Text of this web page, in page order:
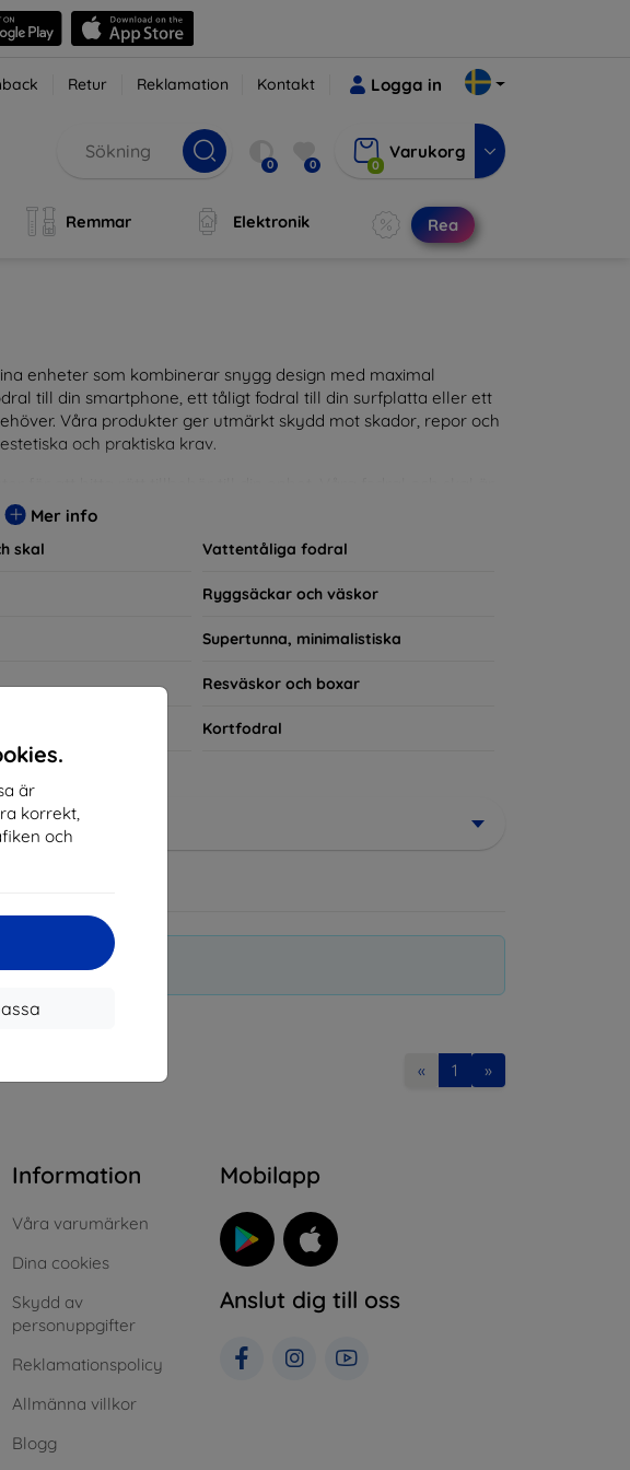
är
korrekt,
och
Retur Reklamation Kontakt Logga in
0 0 0
Varukorg
Remmar Elektronik Rea
enheter som kombinerar snygg design med maximal
till din smartphone, ett tåligt fodral till din surfplatta eller ett
Våra produkter ger utmärkt skydd mot skador, repor och
och praktiska krav.
till en integrerad del av din vardagsoutfit. För teknikälskare
för dig.
Mer info
skal Vattentåliga fodral
Ryggsäckar och väskor
Supertunna, minimalistiska
Resväskor och boxar
Kortfodral
« 1 »
Information
Våra varumärken
Dina cookies
Skydd av
personuppgifter
Reklamationspolicy
Allmänna villkor
Blogg
Mobilapp
Anslut dig till oss